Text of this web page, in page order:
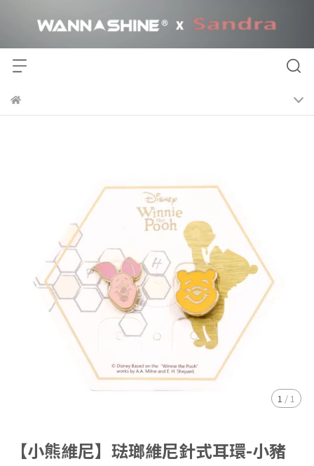
1 / 1
【小熊維尼】琺瑯維尼針式耳環-小豬